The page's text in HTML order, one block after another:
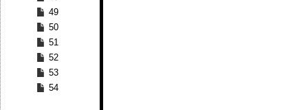
49
50
51
52
53
54